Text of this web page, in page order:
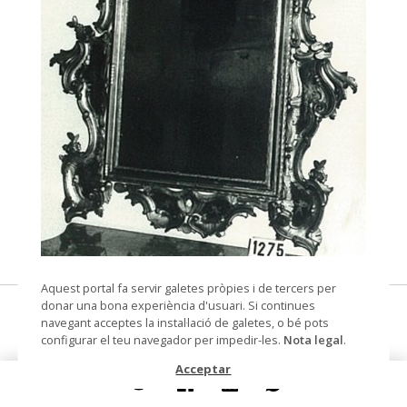
© Arxiu Fotogràfic del Consorci del Patrimoni de
Sitges
mirall
Datació cap a 1840
Aquest portal fa servir galetes pròpies i de tercers per
donar una bona experiència d'usuari. Si continues
navegant acceptes la instal·lació de galetes, o bé pots
configurar el teu navegador per impedir-les. Nota legal.
Acceptar